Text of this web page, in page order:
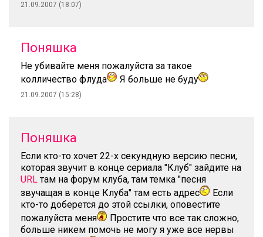
21.09.2007 (18:07)
Поняшка
Не убивайте меня пожалуйста за такое
колличество флуда
Я больше не буду
21.09.2007 (15:28)
Поняшка
Если кто-то хочет 22-х секундную версию песни,
которая звучит в конце сериала "Клуб" зайдите на
URL там на форум клуба, там темка "песня
звучащая в конце Клуба" там есть адрес
Если
кто-то доберется до этой ссылки, оповестите
пожалуйста меня
Простите что все так сложно,
больше никем помочь не могу я уже все нервы